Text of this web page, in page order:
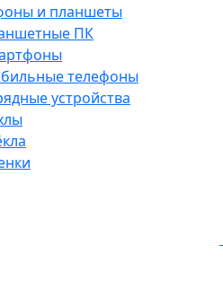
и планшеты
ПК
телефоны
устройства